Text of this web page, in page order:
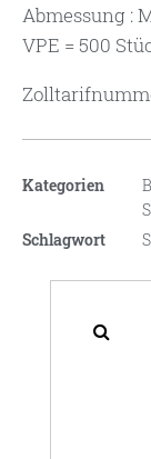
Abmessung :
VPE = 500
Kategorien
Schlagwort